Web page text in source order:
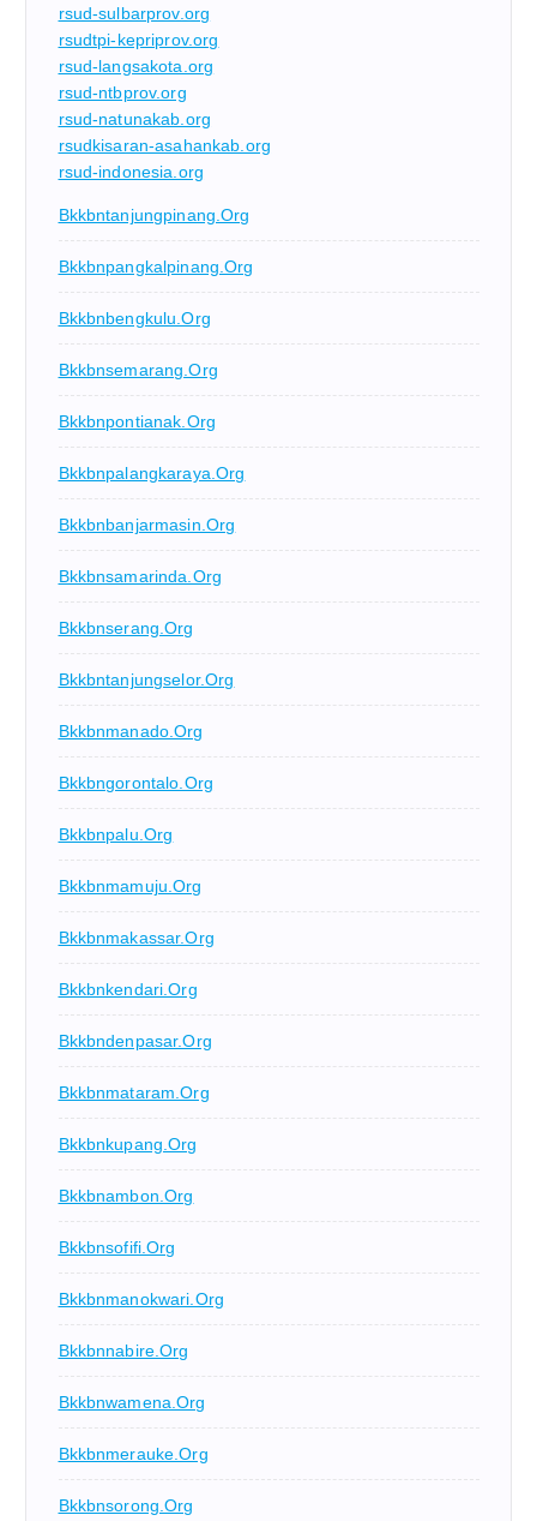
rsud-sulbarprov.org
rsudtpi-kepriprov.org
rsud-langsakota.org
rsud-ntbprov.org
rsud-natunakab.org
rsudkisaran-asahankab.org
rsud-indonesia.org
Bkkbntanjungpinang.org
Bkkbnpangkalpinang.org
Bkkbnbengkulu.org
Bkkbnsemarang.org
Bkkbnpontianak.org
Bkkbnpalangkaraya.org
Bkkbnbanjarmasin.org
Bkkbnsamarinda.org
Bkkbnserang.org
Bkkbntanjungselor.org
Bkkbnmanado.org
Bkkbngorontalo.org
Bkkbnpalu.org
Bkkbnmamuju.org
Bkkbnmakassar.org
Bkkbnkendari.org
Bkkbndenpasar.org
Bkkbnmataram.org
Bkkbnkupang.org
Bkkbnambon.org
Bkkbnsofifi.org
Bkkbnmanokwari.org
Bkkbnnabire.org
Bkkbnwamena.org
Bkkbnmerauke.org
Bkkbnsorong.org